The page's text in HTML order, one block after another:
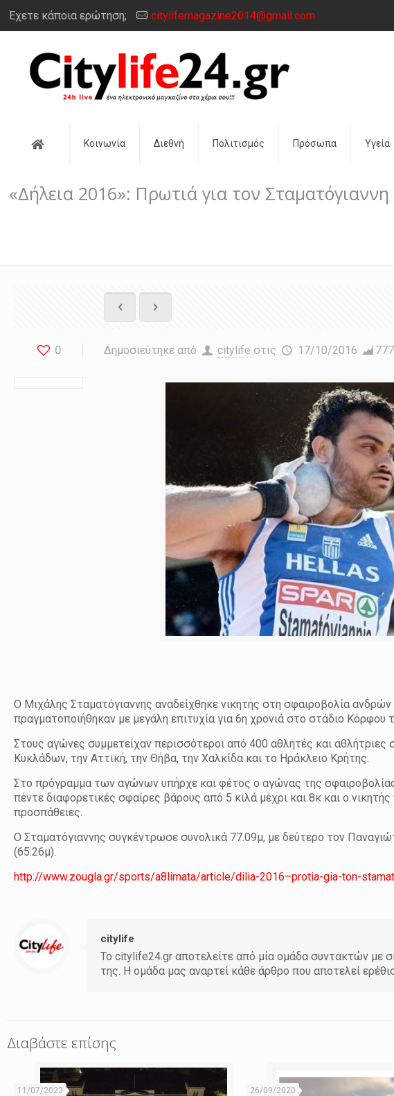
Έχετε κάποια ερώτηση; citylifemagazine2014@gmail.com
Αρχική Κοινωνία Διεθνή Πολιτισμός Πρόσωπα Υγεία
«Δήλεια 2016»: Πρωτιά για τον
0 Δημοσιεύτηκε από citylife στις 17/10/2016
Ο Μιχάλης Σταματόγιαννης αναδείχθηκε νικητής στη σφαιροβολία
πραγματοποιήθηκαν με μεγάλη επιτυχία για 6η χρονιά στο στάδιο Κόρφου
Στους αγώνες συμμετείχαν περισσότεροι από 400 αθλητές και
Κυκλάδων, την Αττική, την Θήβα, την Χαλκίδα και το Ηράκλειο Κρήτης.
Στο πρόγραμμα των αγώνων υπήρχε και φέτος ο αγώνας της
πέντε διαφορετικές σφαίρες βάρους από 5 κιλά μέχρι και 8κ και ο
προσπάθειες.
Ο Σταματόγιαννης συγκέντρωσε συνολικά 77.09μ, με δεύτερο τον
(65.26μ).
http://www.zougla.gr/sports/a8limata/article/dilia-2016–protia-gia-ton-
citylife
Το citylife24.gr αποτελείτε από μία ομάδα συντακτών με
της. Η ομάδα μας αναρτεί κάθε άρθρο που αποτελεί
Διαβάστε επίσης
11/07/2023 26/09/2020